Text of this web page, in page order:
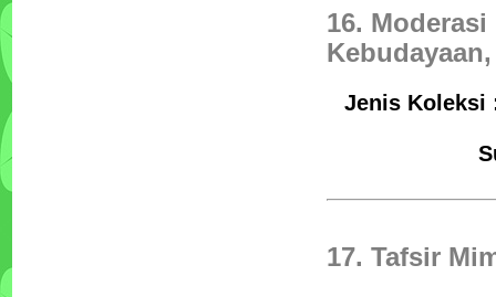
16.
Jenis
17. Tafsir